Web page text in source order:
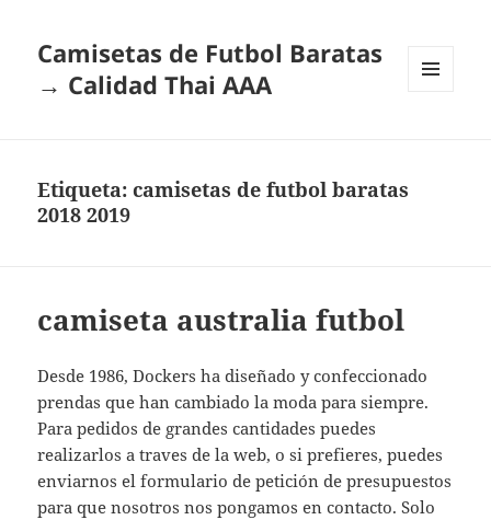
Camisetas de Futbol Baratas
→ Calidad Thai AAA
Etiqueta:camisetas de futbol baratas
2018 2019
camiseta australia futbol
Desde 1986, Dockers ha diseñado y confeccionado
prendas que han cambiado la moda para siempre.
Para pedidos de grandes cantidades puedes
realizarlos a traves de la web, o si prefieres, puedes
enviarnos el formulario de petición de presupuestos
para que nosotros nos pongamos en contacto. Solo